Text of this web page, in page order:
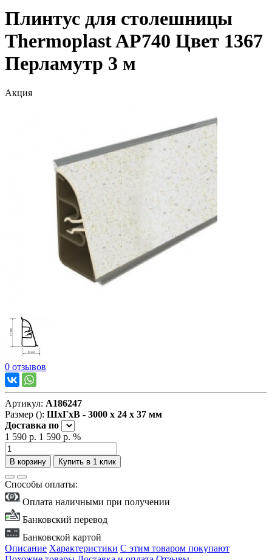
Плинтус для столешницы
Thermoplast AP740 Цвет 1367
Перламутр 3 м
Акция
0 отзывов
Артикул: А186247
Размер (): ШxГxВ - 3000 x 24 x 37 мм
Доставка по
1 590 р. 1 590 р. %
В корзину Купить в 1 клик
Способы оплаты:
Оплата наличными при получении
Банковский перевод
Банковской картой
Описание Характеристики С этим товаром покупают